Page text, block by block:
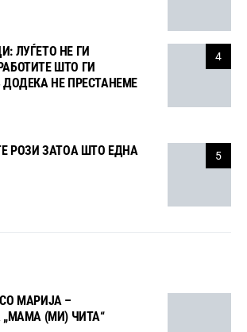
4
ЛУЃЕТО НЕ ГИ
ШТО ГИ
НЕ ПРЕСТАНЕМЕ
5
РОЗИ ЗАТОА ШТО ЕДНА
МАРИЈА –
„МАМА (МИ) ЧИТА“